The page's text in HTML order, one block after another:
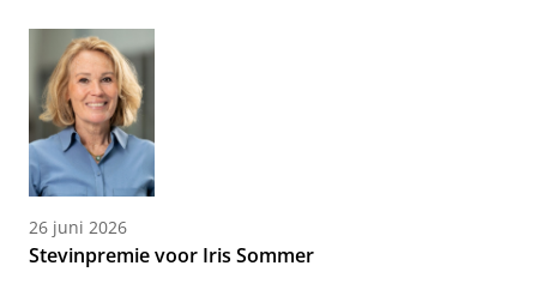
26 juni 2026
Stevinpremie voor Iris Sommer